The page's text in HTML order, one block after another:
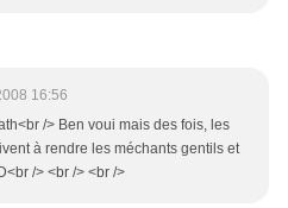
16:56
/> Ben voui mais des fois, les
à rendre les méchants gentils et
/> <br /> <br />